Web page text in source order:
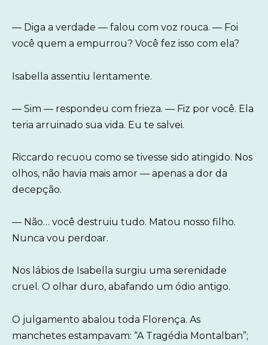
— Diga a verdade — falou com voz rouca. — Foi
você quem a empurrou? Você fez isso com ela?
Isabella assentiu lentamente.
— Sim — respondeu com frieza. — Fiz por você. Ela
teria arruinado sua vida. Eu te salvei.
Riccardo recuou como se tivesse sido atingido. Nos
olhos, não havia mais amor — apenas a dor da
decepção.
— Não… você destruiu tudo. Matou nosso filho.
Nunca vou perdoar.
Nos lábios de Isabella surgiu uma serenidade
cruel. O olhar duro, abafando um ódio antigo.
O julgamento abalou toda Florença. As
manchetes estampavam: “A Tragédia Montalban”;